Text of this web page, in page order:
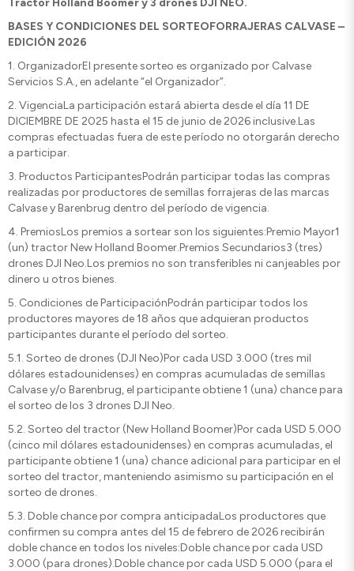
BASES Y CONDICIONES DEL SORTEOFORRAJERAS CALVASE –
EDICIÓN 2026
1.⁠ ⁠OrganizadorEl presente sorteo es organizado por Calvase
Servicios S.A., en adelante “el Organizador”.
2.⁠ ⁠VigenciaLa participación estará abierta desde el día 11 DE
DICIEMBRE DE 2025 hasta el 15 de junio de 2026 inclusive.Las
compras efectuadas fuera de este período no otorgarán derecho
a participar.
3.⁠ ⁠Productos ParticipantesPodrán participar todas las compras
realizadas por productores de semillas forrajeras de las marcas
Calvase y Barenbrug dentro del período de vigencia.
4.⁠ ⁠PremiosLos premios a sortear son los siguientes:Premio Mayor1
(un) tractor New Holland Boomer.Premios Secundarios3 (tres)
drones DJI Neo.Los premios no son transferibles ni canjeables por
dinero u otros bienes.
5.⁠ ⁠Condiciones de ParticipaciónPodrán participar todos los
productores mayores de 18 años que adquieran productos
participantes durante el período del sorteo.
5.1. Sorteo de drones (DJI Neo)Por cada USD 3.000 (tres mil
dólares estadounidenses) en compras acumuladas de semillas
Calvase y/o Barenbrug, el participante obtiene 1 (una) chance para
el sorteo de los 3 drones DJI Neo.
5.2. Sorteo del tractor (New Holland Boomer)Por cada USD 5.000
(cinco mil dólares estadounidenses) en compras acumuladas, el
participante obtiene 1 (una) chance adicional para participar en el
sorteo del tractor, manteniendo asimismo su participación en el
sorteo de drones.
5.3. Doble chance por compra anticipadaLos productores que
confirmen su compra antes del 15 de febrero de 2026 recibirán
doble chance en todos los niveles:Doble chance por cada USD
3.000 (para drones).Doble chance por cada USD 5.000 (para el